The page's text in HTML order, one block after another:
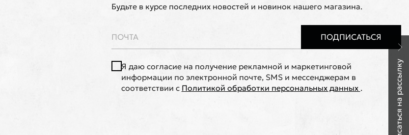
Будьте в курсе последних новостей и новинок нашего магазина.
ПОДПИСАТЬСЯ
Я даю согласие на получение рекламной и маркетинговой
информации по электронной почте, SMS и мессенджерам в
соответствии с Политикой обработки персональных данных . Подписаться на рассылку